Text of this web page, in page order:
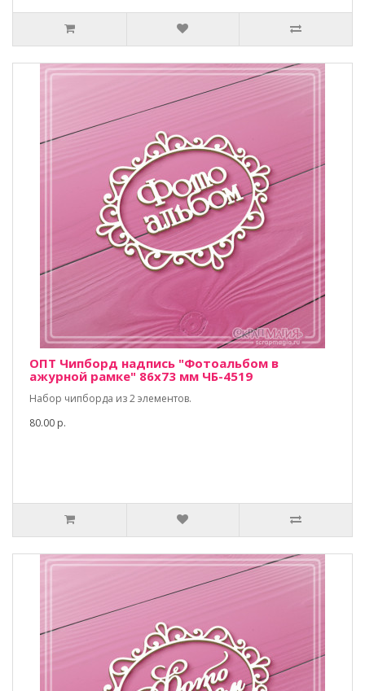
ОПТ Чипборд надпись "Фотоальбом в
ажурной рамке" 86х73 мм ЧБ-4519
Набор чипборда из 2 элементов.
80.00 р.